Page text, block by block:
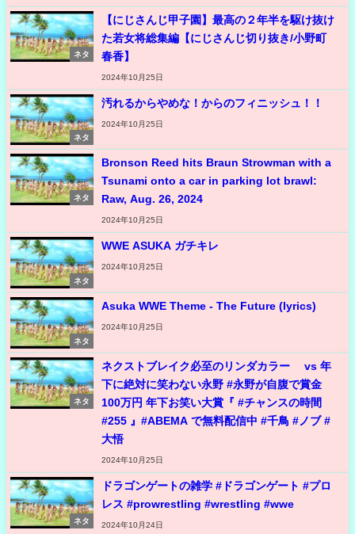
ネタ
【にじさんじ甲子園】最高の２年半を駆け抜け
た若女将総集編【にじさんじ切り抜き/小野町
春香】
2024年10月25日
ネタ
汚れるからやめな！からのフィニッシュ！！
2024年10月25日
ネタ
Bronson Reed hits Braun Strowman with a
Tsunami onto a car in parking lot brawl:
Raw, Aug. 26, 2024
2024年10月25日
ネタ
WWE ASUKA ガチキレ
2024年10月25日
ネタ
Asuka WWE Theme - The Future (lyrics)
2024年10月25日
ネタ
ネクストブレイク必至のリンダカラー∞ vs 年
下に絶対に笑わない永野 #永野が自腹で賞金
100万円 年下お笑い大賞『 #チャンスの時間
#255 』#ABEMA で無料配信中 #千鳥 #ノブ #
大悟
2024年10月25日
ネタ
ドラゴンゲートの雑学 #ドラゴンゲート #プロ
レス #prowrestling #wrestling #wwe
2024年10月24日